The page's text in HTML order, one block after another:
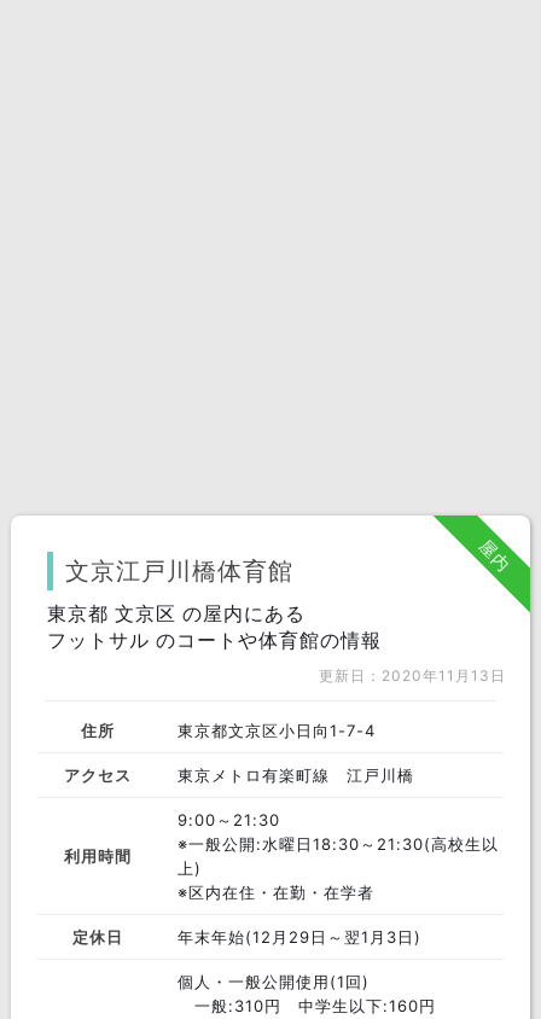
屋内
文京江戸川橋体育館
東京都 文京区 の屋内にある
フットサル のコートや体育館の情報
更新日：2020年11月13日
住所 東京都文京区小日向1-7-4
アクセス 東京メトロ有楽町線 江戸川橋
利用時間
9:00～21:30
※一般公開:水曜日18:30～21:30(高校生以
上)
※区内在住・在勤・在学者
定休日 年末年始(12月29日～翌1月3日)
個人・一般公開使用(1回)
一般:310円 中学生以下:160円